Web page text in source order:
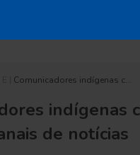
Comunicadores indígenas c…
indígenas
de notícias